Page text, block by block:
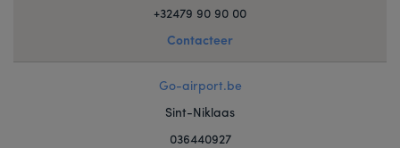
+32479 90 90 00
Contacteer
Go-airport.be
Sint-Niklaas
036440927